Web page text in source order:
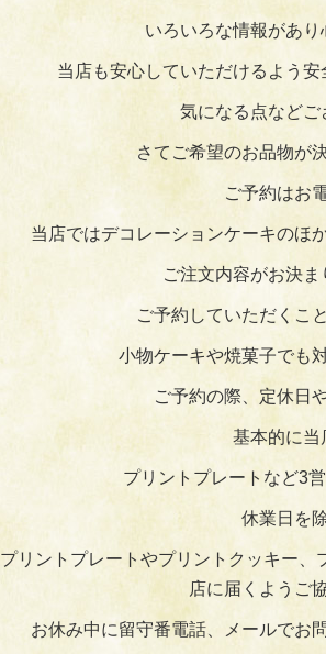
いろいろな情報があり
当店も安心していただけるよう
気になる点などご
さてご希望のお品物が
ご予約はお
当店ではデコレーションケーキのほ
ご注文内容がお決ま
ご予約していただくこ
小物ケーキや焼菓子でも
ご予約の際、定休日
基本的に当
プリントプレートなど3
休業日を
プリントプレートやプリントクッキー
店に届くようご
お休み中に留守番電話、メールでお